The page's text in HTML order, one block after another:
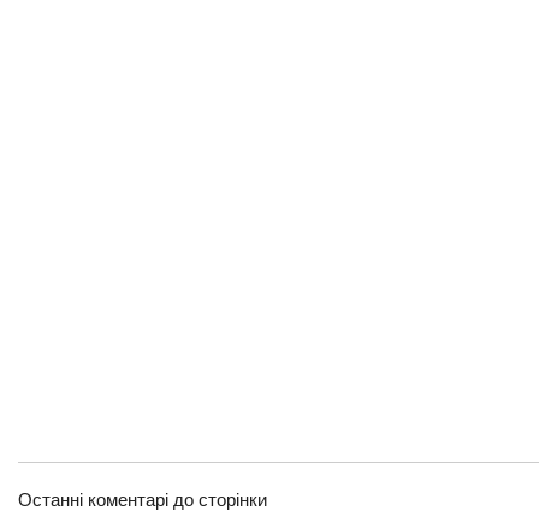
Останні коментарі до сторінки